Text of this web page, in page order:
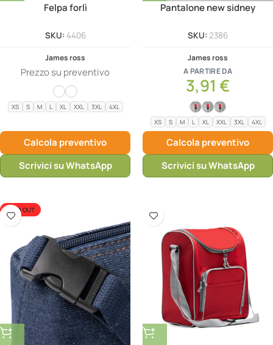
Felpa forlì
SKU: 4406
James ross
Prezzo su preventivo
XS S M L XL XXL 3XL 4XL
Calcola preventivo
Scrivici su WhatsApp
Pantalone new sidney
SKU: 2386
James ross
A PARTIRE DA
3,91 €
XS S M L XL XXL 3XL 4XL
Calcola preventivo
Scrivici su WhatsApp
SOLD OUT